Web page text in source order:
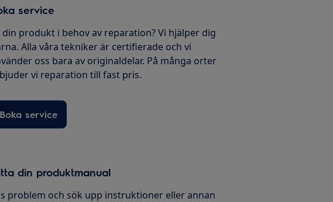
service
din produkt i behov av reparation? Vi hjälper dig
Alla våra tekniker är certifierade och vi
oss bara av originaldelar. På många orter
vi reparation till fast pris.
Boka service
din produktmanual
problem och sök upp instruktioner eller annan